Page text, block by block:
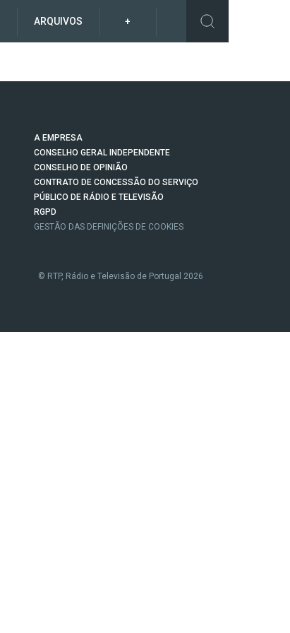
ARQUIVOS +
A EMPRESA
CONSELHO GERAL INDEPENDENTE
CONSELHO DE OPINIÃO
CONTRATO DE CONCESSÃO DO SERVIÇO
PÚBLICO DE RÁDIO E TELEVISÃO
RGPD
GESTÃO DAS DEFINIÇÕES DE COOKIES
© RTP, Rádio e Televisão de Portugal 2026